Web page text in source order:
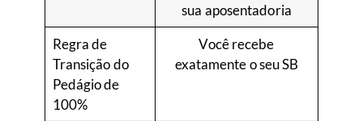
sua aposentadoria
Regra de
Transição do
Pedágio de
100%
Você recebe
exatamente o seu SB